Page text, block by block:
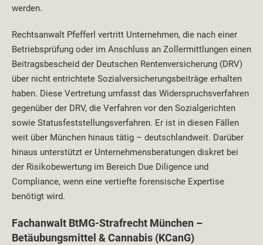
werden.
Rechtsanwalt Pfefferl vertritt Unternehmen, die nach einer
Betriebsprüfung oder im Anschluss an Zollermittlungen einen
Beitragsbescheid der Deutschen Rentenversicherung (DRV)
über nicht entrichtete Sozialversicherungsbeiträge erhalten
haben. Diese Vertretung umfasst das Widerspruchsverfahren
gegenüber der DRV, die Verfahren vor den Sozialgerichten
sowie Statusfeststellungsverfahren. Er ist in diesen Fällen
weit über München hinaus tätig – deutschlandweit. Darüber
hinaus unterstützt er Unternehmensberatungen diskret bei
der Risikobewertung im Bereich Due Diligence und
Compliance, wenn eine vertiefte forensische Expertise
benötigt wird.
Fachanwalt BtMG-Strafrecht München –
Betäubungsmittel & Cannabis (KCanG)